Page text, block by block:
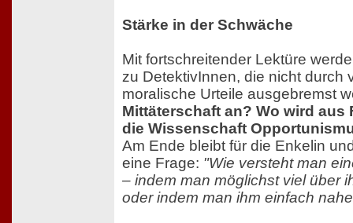
Stärke in der Schwäche
Mit fortschreitender Lektüre
zu DetektivInnen, die nicht durch
moralische Urteile ausgebremst
Mittäterschaft an? Wo wird aus
die Wissenschaft
Am Ende bleibt für die Enkelin
eine Frage: "Wie versteht man
– indem man möglichst viel über
oder indem man ihm einfach